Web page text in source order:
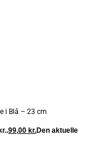
i Blå – 23 cm
99,00 kr.Den aktuelle